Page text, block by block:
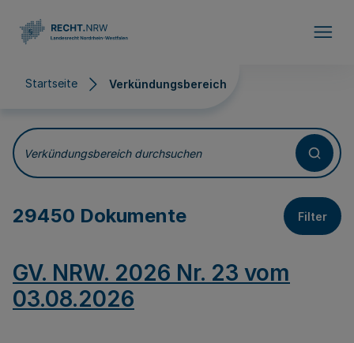
Startseite Verkündungsbereich
Verkündungsbereich
Verkündungsbereich durchsuchen
29450 Dokumente Filter
GV. NRW. 2026 Nr. 23 vom
03.08.2026